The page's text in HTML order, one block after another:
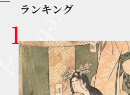
ランキング